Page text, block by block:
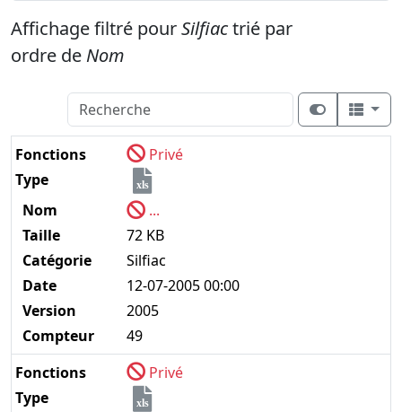
Affichage filtré pourSilfiactrié par
ordre de Nom
Fonctions
Privé
Type
xls
Nom
...
Taille
72 KB
Catégorie
Silfiac
Date
12-07-2005 00:00
Version
2005
Compteur
49
Fonctions
Privé
Type
xls